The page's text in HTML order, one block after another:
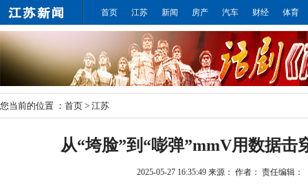
首页 江苏 新闻 房产 汽车 财经 体育
您当前的位置 ： 首页 > 江苏
从“垮脸”到“嘭弹”mmV用数据击
2025-05-27 16:35:49 来源： 作者： 责任编辑：